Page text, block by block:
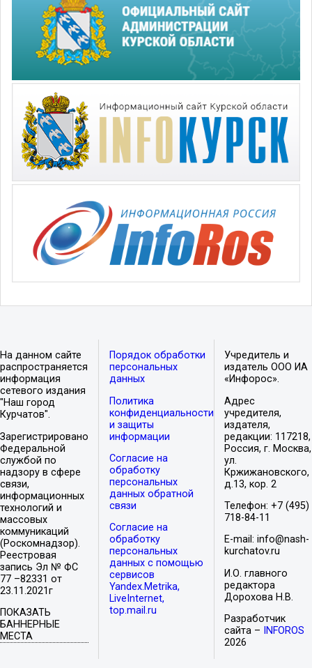
На данном сайте
распространяется
информация
сетевого издания
"Наш город
Курчатов".
Зарегистрировано
Федеральной
службой по
надзору в сфере
связи,
информационных
технологий и
массовых
коммуникаций
(Роскомнадзор).
Реестровая
запись Эл № ФС
77 –82331 от
23.11.2021г
ПОКАЗАТЬ
БАННЕРНЫЕ
МЕСТА
Порядок обработки
персональных
данных
Политика
конфиденциальности
и защиты
информации
Согласие на
обработку
персональных
данных обратной
связи
Согласие на
обработку
персональных
данных с помощью
сервисов
Yandex.Metrika,
LiveInternet,
top.mail.ru
Учредитель и
издатель ООО ИА
«Инфорос».
Адрес
учредителя,
издателя,
редакции: 117218,
Россия, г. Москва,
ул.
Кржижановского,
д.13, кор. 2
Телефон: +7 (495)
718-84-11
E-mail: info@nash-
kurchatov.ru
И.О. главного
редактора
Дорохова Н.В.
Разработчик
сайта –
INFOROS
2026